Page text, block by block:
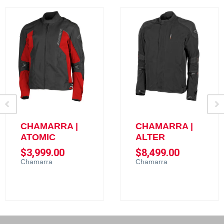
Chamarra
CHAMARRA |
ATOMIC
$3,999.00
Chamarra
CHAMARRA |
ALTER
$8,499.00